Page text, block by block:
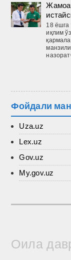
18 ёшга
иқлим
Фойдали
Uza.uz
Lex.uz
Gov.uz
My.gov.uz
Оила